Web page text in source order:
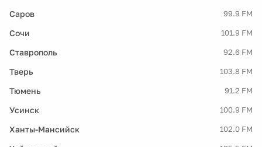
Саров 99.9 FM
Сочи 101.9 FM
Ставрополь 92.6 FM
Тверь 103.8 FM
Тюмень 91.2 FM
Усинск 100.9 FM
Ханты-Мансийск 102.0 FM